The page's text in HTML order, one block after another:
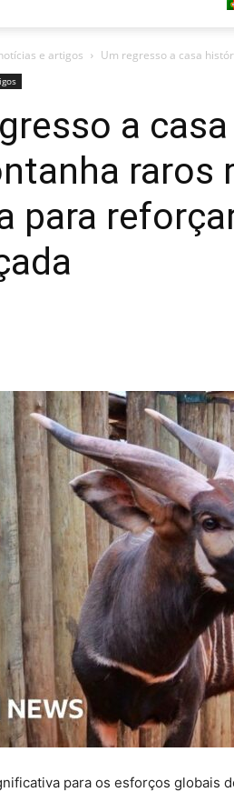
e artigos Um regresso a casa
a
raros
para
para os esforços globais